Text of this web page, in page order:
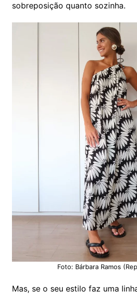
sobreposição quanto sozinha.
Foto: Bárbara Ramos
Mas, se o seu estilo faz uma